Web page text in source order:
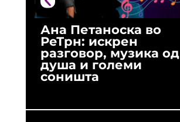
Ана Петаноска во
РеТрн: искрен
разговор, музика од
душа и големи
соништа